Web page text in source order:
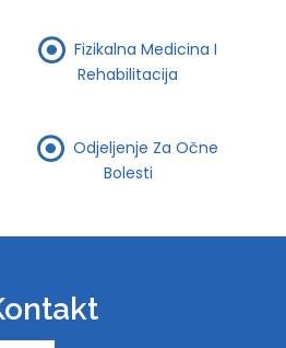
Fizikalna Medicina I
Rehabilitacija
Odjeljenje Za Očne
Bolesti